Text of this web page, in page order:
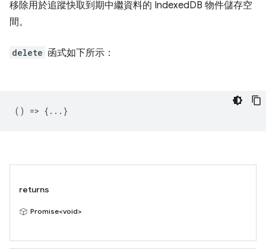
移除用於追蹤快取到期中繼資料的 IndexedDB 物件儲存空
間。
delete 函式如下所示：
() => {...}
returns
Promise<void>